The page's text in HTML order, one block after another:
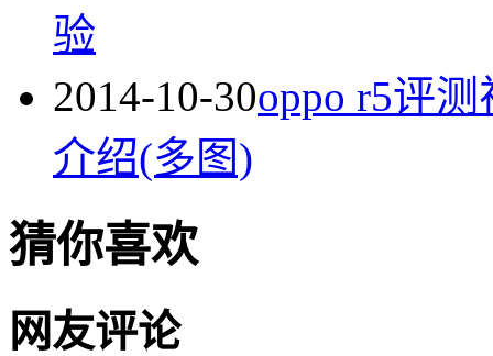
验
2014-10-30oppo r5评
介绍(多图)
猜你喜欢
网友评论